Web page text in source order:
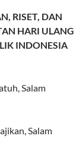
RISET, DAN
HARI ULANG
INDONESIA
Salam
Salam